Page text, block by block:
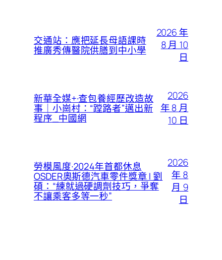
交通站：應把延長母語課時
推廣秀傳醫院供膳到中小學
2026 年
8 月 10
日
新華全媒+·查包養經歷改造故
事｜小崗村：“蹚路者”邁出新
程序_中國網
2026
年 8 月
10 日
勞模風度·2024年首都休息
OSDER奧斯德汽車零件獎章 | 劉
碩：“練就過硬調劑技巧，爭奪
不讓乘客多等一秒”
2026
年 8
月 9
日